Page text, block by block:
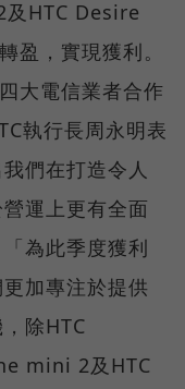
HTC Desire
盈，實現獲利。
大電信業者合作
執行長周永明表
們在打造令人
運上更有全面
為此季度獲利
加專注於提供
除HTC
mini 2及HTC